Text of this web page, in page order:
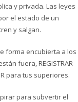
&FREE shipment
y privada. Las leyes
el estado de un
y salgan.
forma encubierta a los
fuera, REGISTRAR
para tus superiores.
para subvertir el